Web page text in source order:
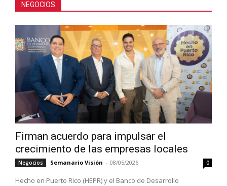
NEGOCIOS
Firman acuerdo para impulsar el
crecimiento de las empresas locales
Negocios Semanario Visión - 08/05/2026 0
Hecho en Puerto Rico (HEPR) y el Banco de Desarrollo